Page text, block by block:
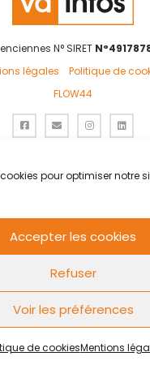
pour optimiser notre
Accepter les cookies
Refuser
Voir les préférences
de cookiesMentions
N° SIRET
légales Politique de
FLOW44